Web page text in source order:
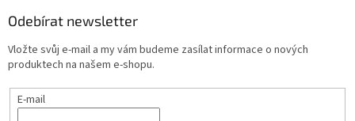
Odebírat newsletter
Vložte svůj e-mail a my vám budeme zasílat informace o nových
produktech na našem e-shopu.
E-mail